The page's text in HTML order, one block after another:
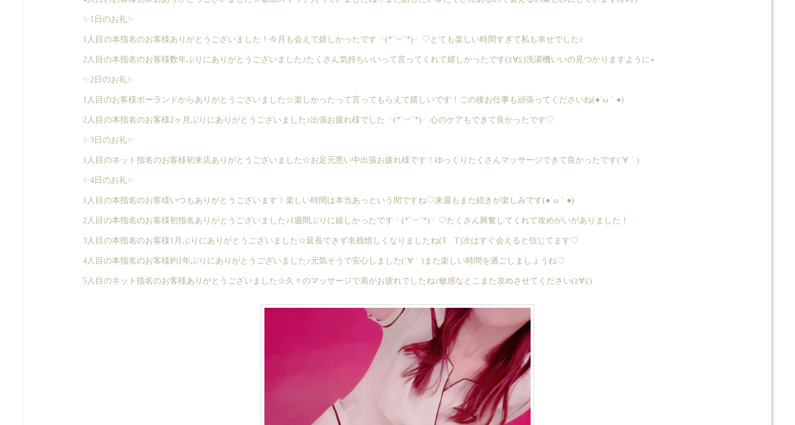
✨1日のお礼✨
1人目の本指名のお客様ありがとうございました！今月も会えて嬉しかったです╰(*´︶`*)╯♡とても楽しい時間すぎて私も幸せでした♪
2人目の本指名のお客様数年ぶりにありがとうございました♪たくさん気持ちいいって言ってくれて嬉しかったです(≧∀≦)洗濯機いいの見つかりますように⭐︎
✨2日のお礼✨
1人目のお客様ポーランドからありがとうございました☆楽しかったって言ってもらえて嬉しいです！この後お仕事も頑張ってくださいね(●´ω｀●)
2人目の本指名のお客様2ヶ月ぶりにありがとうございました♪出張お疲れ様でした╰(*´︶`*)╯心のケアもできて良かったです♡
✨3日のお礼✨
1人目のネット指名のお客様初来店ありがとうございました☆お足元悪い中出張お疲れ様です！ゆっくりたくさんマッサージできて良かったです(´∀｀)
✨4日のお礼✨
1人目の本指名のお客様いつもありがとうございます！楽しい時間は本当あっという間ですね♡来週もまた続きが楽しみです(●´ω｀●)
2人目の本指名のお客様初指名ありがとうございました♪1週間ぶりに嬉しかったです╰(*´︶`*)╯♡たくさん興奮してくれて攻めがいがありました！
3人目の本指名のお客様1月ぶりにありがとうございました☆延長できず名残惜しくなりましたね(T . T)次はすぐ会えると信じてます♡
4人目の本指名のお客様約1年ぶりにありがとうございました♪元気そうで安心しました(´∀｀)また楽しい時間を過ごしましょうね♡
5人目のネット指名のお客様ありがとうございました☆久々のマッサージで肩がお疲れでしたね♪敏感なとこまた攻めさせてください(≧∀≦)